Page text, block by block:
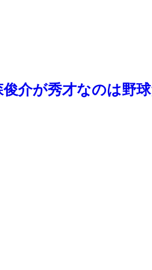
介が秀才なのは野